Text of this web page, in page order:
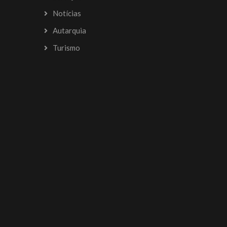
Notícias
Autarquia
Turismo